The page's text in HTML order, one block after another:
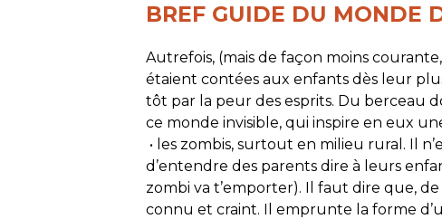
BREF GUIDE DU MONDE
Autrefois, (mais de façon moins
étaient contées aux enfants dès leur
tôt par la peur des esprits. Du berceau
ce monde invisible, qui inspire en eux
• les zombis, surtout en milieu rural. Il
d’entendre des parents dire à leurs
zombi va t’emporter). Il faut dire que,
connu et craint. Il emprunte la forme